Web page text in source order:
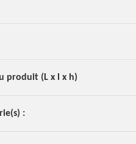
produit (L x l x h)
: